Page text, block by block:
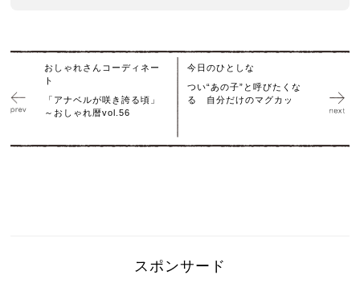
おしゃれさんコーディネー
ト
「アナベルが咲き誇る頃」
～おしゃれ暦vol.56
今日のひとしな
つい“あの子”と呼びたくな
る 自分だけのマグカッ
スポンサード